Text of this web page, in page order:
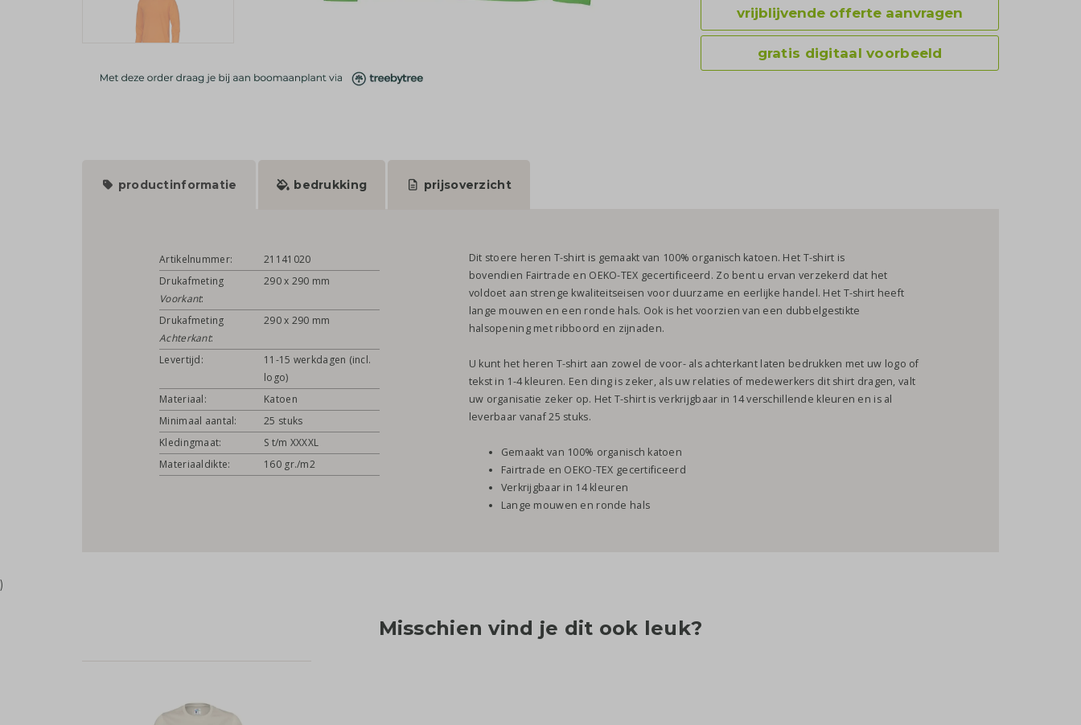
vrijblijvende offerte aanvragen
gratis digitaal voorbeeld
productinformatie bedrukking prijsoverzicht
Artikelnummer:
21141020
Drukafmeting
Voorkant:
290 x 290 mm
Drukafmeting
Achterkant:
290 x 290 mm
Levertijd:
11-15 werkdagen (incl.
logo)
Materiaal:
Katoen
Minimaal aantal:
25 stuks
Kledingmaat:
S t/m XXXXL
Materiaaldikte:
160 gr./m2
Dit stoere heren T-shirt is gemaakt van 100% organisch katoen. Het T-shirt is
bovendien Fairtrade en OEKO-TEX gecertificeerd. Zo bent u ervan verzekerd dat het
voldoet aan strenge kwaliteitseisen voor duurzame en eerlijke handel. Het T-shirt heeft
lange mouwen en een ronde hals. Ook is het voorzien van een dubbelgestikte
halsopening met ribboord en zijnaden.
U kunt het heren T-shirt aan zowel de voor- als achterkant laten bedrukken met uw logo of
tekst in 1-4 kleuren. Een ding is zeker, als uw relaties of medewerkers dit shirt dragen, valt
uw organisatie zeker op. Het T-shirt is verkrijgbaar in 14 verschillende kleuren en is al
leverbaar vanaf 25 stuks.
Gemaakt van 100% organisch katoen
Fairtrade en OEKO-TEX gecertificeerd
Verkrijgbaar in 14 kleuren
Lange mouwen en ronde hals
)
Misschien vind je dit ook leuk?